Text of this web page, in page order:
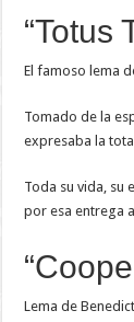
“Totus
El famoso lema
Tomado de la
expresaba la
Toda su vida, su
por esa entrega
Lema de